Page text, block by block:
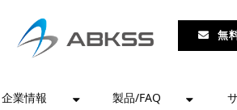
無
企業情報 製品/FAQ